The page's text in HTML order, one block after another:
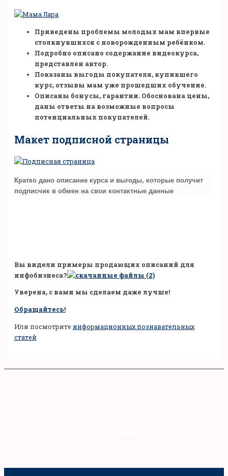
Приведены проблемы молодых мам впервые
столкнувшихся с новорожденным ребёнком.
Подробно описано содержание видеокурса,
представлен автор.
Показаны выгоды покупателя, купившего
курс, отзывы мам уже прошедших обучение.
Описаны бонусы, гарантии. Обоснована цены,
даны ответы на возможные вопросы
потенциальных покупателей.
Макет подписной страницы
Кратко дано описание курса и выгоды, которые получит
подписчик в обмен на свои контактные данные
Вы видели примеры продающих описаний для
инфобизнеса?
Уверена, с вами мы сделаем даже лучше!
Обращайтесь!
Или посмотрите информационных познавательных
статей